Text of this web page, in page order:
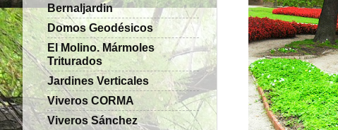
Bernaljardin
Domos Geodésicos
El Molino. Mármoles
Triturados
Jardines Verticales
Viveros CORMA
Viveros Sánchez